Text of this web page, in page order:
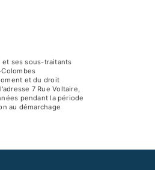
et ses sous-traitants
et du droit
7 Rue Voltaire,
pendant la période
au démarchage